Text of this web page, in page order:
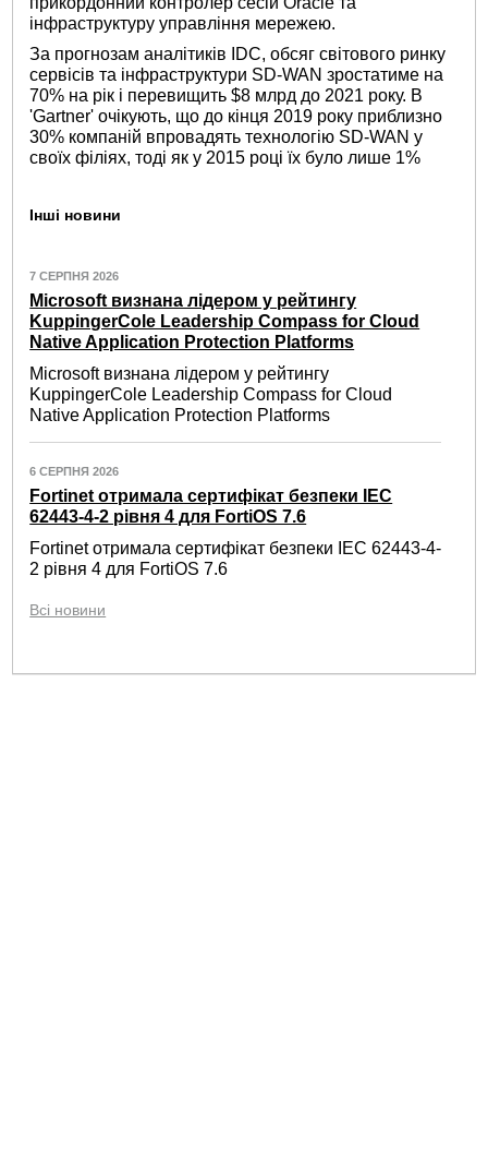
інфраструктуру управління мережею.
За прогнозам аналітиків IDC, обсяг світового ринку
сервісів та інфраструктури SD-WAN зростатиме на
70% на рік і перевищить $8 млрд до 2021 року. В
'Gartner' очікують, що до кінця 2019 року приблизно
30% компаній впровадять технологію SD-WAN у
своїх філіях, тоді як у 2015 році їх було лише 1%
Інші новини
7 СЕРПНЯ 2026
Microsoft визнана лідером у рейтингу
KuppingerCole Leadership Compass for Cloud
Native Application Protection Platforms
Microsoft визнана лідером у рейтингу
KuppingerCole Leadership Compass for Cloud
Native Application Protection Platforms
6 СЕРПНЯ 2026
Fortinet отримала сертифікат безпеки IEC
62443-4-2 рівня 4 для FortiOS 7.6
Fortinet отримала сертифікат безпеки IEC 62443-4-
2 рівня 4 для FortiOS 7.6
Всі новини